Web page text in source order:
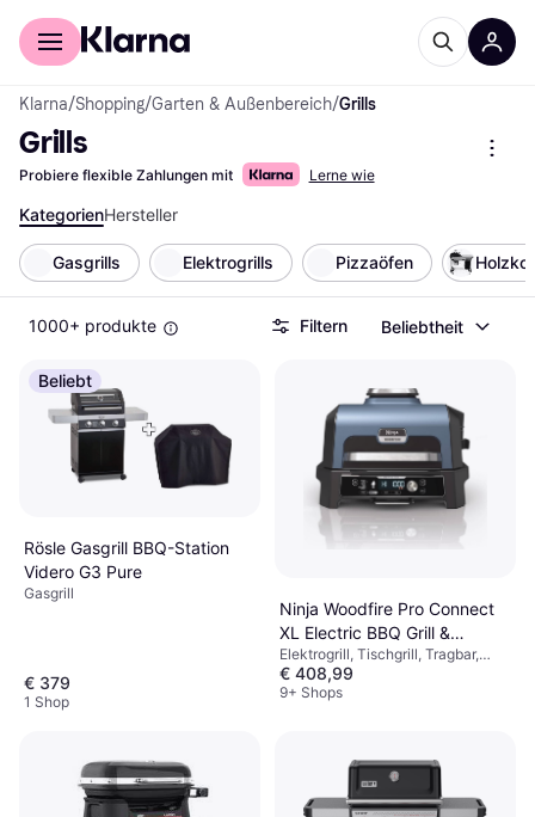
Für Shopper
Klarna/Shopping/Garten & Außenbereich/Grills
Grills
Probiere flexible Zahlungen mit Lerne wie
KategorienHersteller
Gasgrills Elektrogrills Pizzaöfen
1000+ produkte Filtern Beliebtheit
Beliebt
Rösle Gasgrill BBQ-Station
Videro G3 Pure
Gasgrill
€ 379
1 Shop
Ninja Woodfire Pro Connect
XL Electric BBQ Grill &
Smoker OG901EU
Elektrogrill, Tischgrill, Tragbar,
Thermometer, Timer,
Fettauffangschale, Deckel,
€ 408,99
9+ Shops